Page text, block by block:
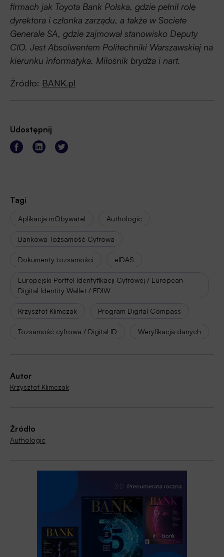
firmach jak Toyota Bank Polska, gdzie pełnił rolę
dyrektora i członka zarządu, a także w Societe
Generale SA, gdzie zajmował stanowisko Deputy
CIO. Jest Absolwentem Politechniki Warszawskiej na
kierunku informatyka. Miłośnik brydża i nart.
Źródło: BANK.pl
Udostępnij
Tagi
Aplikacja mObywatel Authologic
Bankowa Tożsamość Cyfrowa
Dokumenty tożsamości eIDAS
Europejski Portfel Identyfikacji Cyfrowej / European
Digital Identity Wallet / EDIW
Krzysztof Klimczak Program Digital Compass
Tożsamość cyfrowa / Digital ID Weryfikacja danych
Autor
Krzysztof Klimczak
Źródło
Authologic